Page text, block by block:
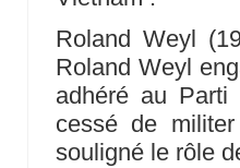
Roland Weyl
Roland Weyl
adhéré au Parti
cessé de
souligné le rôle